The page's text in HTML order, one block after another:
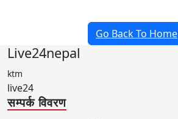
Go Back To Home
Live24nepal
ktm
live24
सम्पर्क विवरण